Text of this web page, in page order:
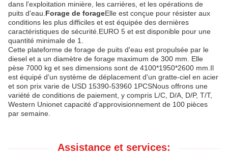
dans l'exploitation minière, les carrières, et les opérations de
puits d'eau.Forage de forageElle est conçue pour résister aux
conditions les plus difficiles et est équipée des dernières
caractéristiques de sécurité.EURO 5 et est disponible pour une
quantité minimale de 1.
Cette plateforme de forage de puits d'eau est propulsée par le
diesel et a un diamètre de forage maximum de 300 mm. Elle
pèse 7000 kg et ses dimensions sont de 4100*1950*2600 mm.Il
est équipé d'un système de déplacement d'un gratte-ciel en acier
et son prix varie de USD 15390-53960 1PCSNous offrons une
variété de conditions de paiement, y compris L/C, D/A, D/P, T/T,
Western Unionet capacité d'approvisionnement de 100 pièces
par semaine.
Assistance et services: